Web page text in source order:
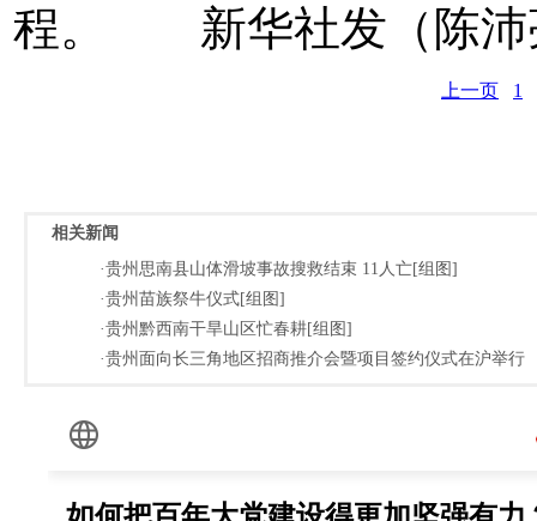
程。 新华社发（陈沛
上一页 1
相关新闻
·贵州思南县山体滑坡事故搜救结束 11人亡[组图]
·贵州苗族祭牛仪式[组图]
·贵州黔西南干旱山区忙春耕[组图]
·贵州面向长三角地区招商推介会暨项目签约仪式在沪举行